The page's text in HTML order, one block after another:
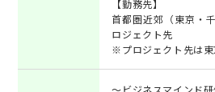
【勤務先】
首都圏近郊（東京・
ロジェクト先
※プロジェクト先は東
～ビジネスマインド